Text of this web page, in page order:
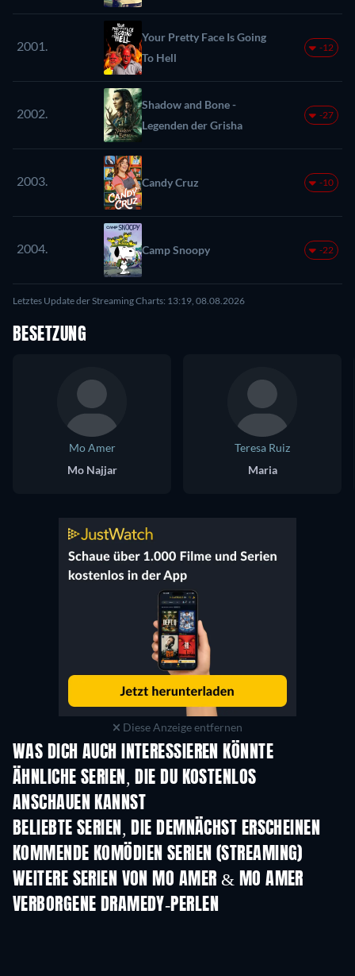
2001.
Your Pretty Face Is Going
To Hell
-12
2002.
Shadow and Bone -
Legenden der Grisha
-27
2003. Candy Cruz -10
2004. Camp Snoopy -22
Letztes Update der Streaming Charts: 13:19, 08.08.2026
BESETZUNG
Mo Amer
Mo Najjar
Teresa Ruiz
Maria
Diese Anzeige entfernen
WAS DICH AUCH INTERESSIEREN KÖNNTE
Serie Serie
ÄHNLICHE SERIEN, DIE DU KOSTENLOS
ANSCHAUEN KANNST
Serie
BELIEBTE SERIEN, DIE DEMNÄCHST ERSCHEINEN
Serie Serie
KOMMENDE KOMÖDIEN SERIEN (STREAMING)
Staffel 6 Staffel 2
WEITERE SERIEN VON MO AMER & MO AMER
Serie
VERBORGENE DRAMEDY-PERLEN
Serie